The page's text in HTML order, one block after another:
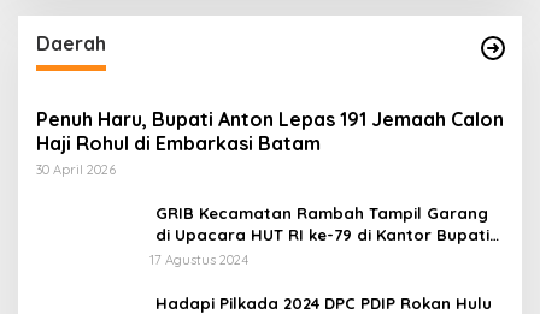
Daerah
Penuh Haru, Bupati Anton Lepas 191 Jemaah Calon
Haji Rohul di Embarkasi Batam
30 April 2026
GRIB Kecamatan Rambah Tampil Garang
di Upacara HUT RI ke-79 di Kantor Bupati
Rokan Hulu!
17 Agustus 2024
Hadapi Pilkada 2024 DPC PDIP Rokan Hulu